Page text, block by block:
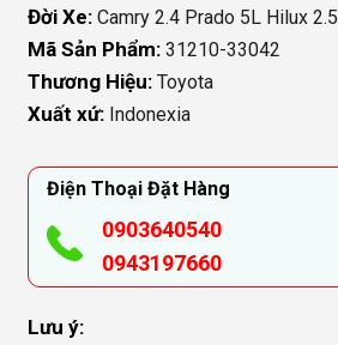
Đời Xe: Camry 2.4 Prado 5L Hilux 2.5
Mã Sản Phẩm: 31210-33042
Thương Hiệu: Toyota
Xuất xứ: Indonexia
Điện Thoại Đặt Hàng
0903640540
0943197660
Lưu ý: